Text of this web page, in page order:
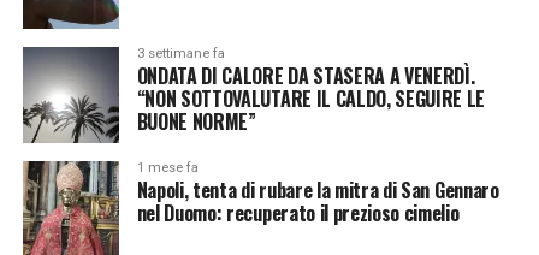
3 settimane fa
ONDATA DI CALORE DA STASERA A VENERDÌ.
“NON SOTTOVALUTARE IL CALDO, SEGUIRE LE
BUONE NORME”
1 mese fa
Napoli, tenta di rubare la mitra di San Gennaro
nel Duomo: recuperato il prezioso cimelio